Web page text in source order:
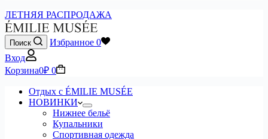
ЛЕТНЯЯ РАСПРОДАЖА
Поиск Избранное 0
Вход
Корзина0₽ 0
Отдых с ÉMILIE MUSÉE
НОВИНКИ
Нижнее бельё
Купальники
Спортивная одежда